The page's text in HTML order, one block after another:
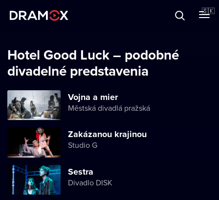
🇸🇰
Zaregistrujte sa
Hotel Good Luck – podobné
divadelné predstavenia
Vojna a mier
Městská divadlá pražská
Zakázanou krajinou
Studio G
Sestra
Divadlo DISK